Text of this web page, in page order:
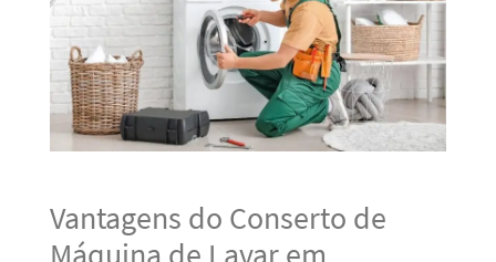
Vantagens do Conserto de